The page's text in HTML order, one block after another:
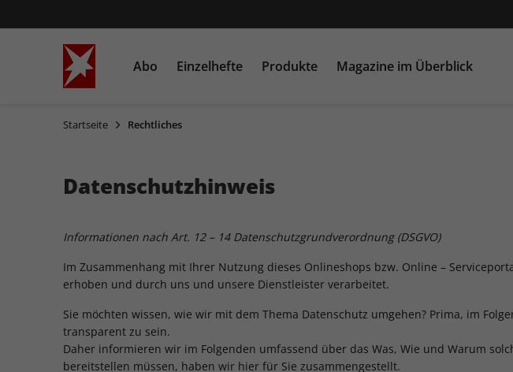
Abo Einzelhefte Produkte Magazine im Überblick
Startseite Rechtliches
Datenschutzhinweis
Informationen nach Art. 12 – 14 Datenschutzgrundverordnung (DSGVO)
Im Zusammenhang mit Ihrer Nutzung dieses Onlineshops bzw. Online –
erhoben und durch uns und unsere Dienstleister verarbeitet.
Sie möchten wissen, wie wir mit dem Thema Datenschutz umgehen? Prima, im
transparent zu sein.
Daher informieren wir im Folgenden umfassend über das Was, Wie und Warum
bereitstellen müssen, haben wir hier für Sie zusammengestellt.